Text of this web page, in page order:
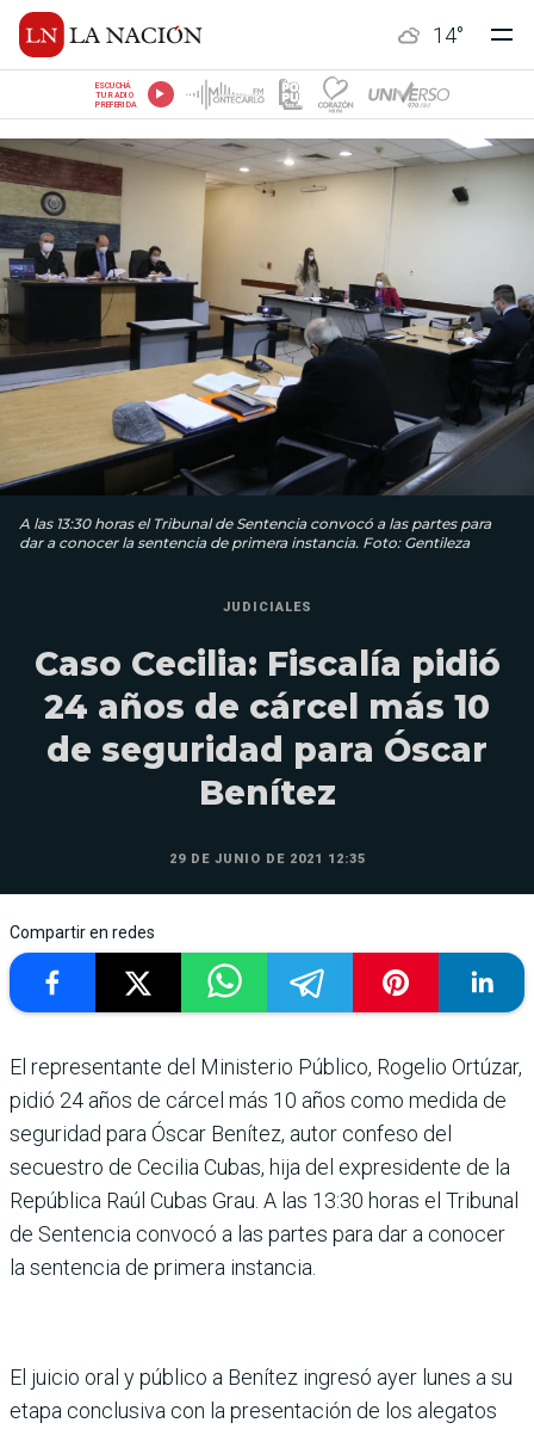
14°
ESCUCHÁ
TU RADIO
PREFERIDA
A las 13:30 horas el Tribunal de Sentencia convocó a las partes para
dar a conocer la sentencia de primera instancia. Foto: Gentileza
JUDICIALES
Caso Cecilia: Fiscalía pidió
24 años de cárcel más 10
de seguridad para Óscar
Benítez
29 DE JUNIO DE 2021 12:35
Compartir en redes
El representante del Ministerio Público, Rogelio Ortúzar,
pidió 24 años de cárcel más 10 años como medida de
seguridad para Óscar Benítez, autor confeso del
secuestro de Cecilia Cubas, hija del expresidente de la
República Raúl Cubas Grau. A las 13:30 horas el Tribunal
de Sentencia convocó a las partes para dar a conocer
la sentencia de primera instancia.
El juicio oral y público a Benítez ingresó ayer lunes a su
etapa conclusiva con la presentación de los alegatos